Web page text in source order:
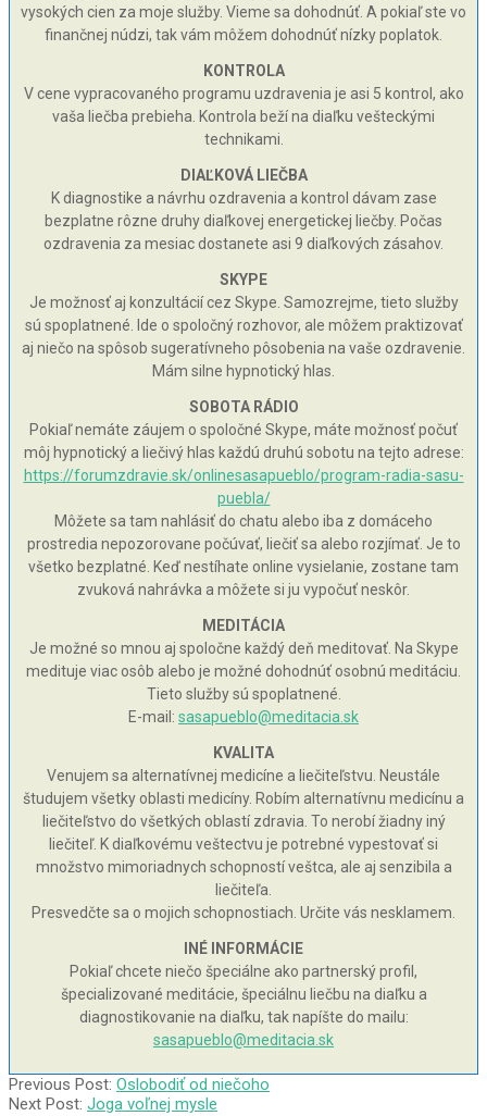
vysokých cien za moje služby. Vieme sa dohodnúť. A pokiaľ ste vo
finančnej núdzi, tak vám môžem dohodnúť nízky poplatok.
KONTROLA
V cene vypracovaného programu uzdravenia je asi 5 kontrol, ako
vaša liečba prebieha. Kontrola beží na diaľku vešteckými
technikami.
DIAĽKOVÁ LIEČBA
K diagnostike a návrhu ozdravenia a kontrol dávam zase
bezplatne rôzne druhy diaľkovej energetickej liečby. Počas
ozdravenia za mesiac dostanete asi 9 diaľkových zásahov.
SKYPE
Je možnosť aj konzultácií cez Skype. Samozrejme, tieto služby
sú spoplatnené. Ide o spoločný rozhovor, ale môžem praktizovať
aj niečo na spôsob sugeratívneho pôsobenia na vaše ozdravenie.
Mám silne hypnotický hlas.
SOBOTA RÁDIO
Pokiaľ nemáte záujem o spoločné Skype, máte možnosť počuť
môj hypnotický a liečivý hlas každú druhú sobotu na tejto adrese:
https://forumzdravie.sk/onlinesasapueblo/program-radia-sasu-
puebla/
Môžete sa tam nahlásiť do chatu alebo iba z domáceho
prostredia nepozorovane počúvať, liečiť sa alebo rozjímať. Je to
všetko bezplatné. Keď nestíhate online vysielanie, zostane tam
zvuková nahrávka a môžete si ju vypočuť neskôr.
MEDITÁCIA
Je možné so mnou aj spoločne každý deň meditovať. Na Skype
medituje viac osôb alebo je možné dohodnúť osobnú meditáciu.
Tieto služby sú spoplatnené.
E-mail: sasapueblo@meditacia.sk
KVALITA
Venujem sa alternatívnej medicíne a liečiteľstvu. Neustále
študujem všetky oblasti medicíny. Robím alternatívnu medicínu a
liečiteľstvo do všetkých oblastí zdravia. To nerobí žiadny iný
liečiteľ. K diaľkovému veštectvu je potrebné vypestovať si
množstvo mimoriadnych schopností veštca, ale aj senzibila a
liečiteľa.
Presvedčte sa o mojich schopnostiach. Určite vás nesklamem.
INÉ INFORMÁCIE
Pokiaľ chcete niečo špeciálne ako partnerský profil,
špecializované meditácie, špeciálnu liečbu na diaľku a
diagnostikovanie na diaľku, tak napíšte do mailu:
sasapueblo@meditacia.sk
2005-
04-
Previous Post: Oslobodiť od niečoho
Next Post: Joga voľnej mysle